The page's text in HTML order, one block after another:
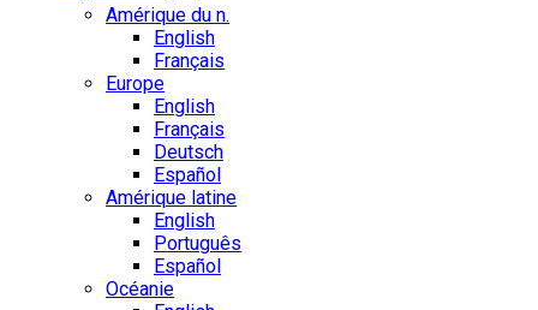
Amérique du n.
English
Français
Europe
English
Français
Deutsch
Español
Amérique latine
English
Português
Español
Océanie